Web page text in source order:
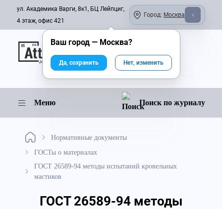
ул. Академика Варги, 8к1, БЦ Лейпциг,
4 этаж, офис 421
Город: Москва
Онлайн-журнал
Меню Поиск по журналу
Нормативные документы
ГОСТы о материалах
ГОСТ 26589-94 методы испытаний кровельных
мастиков
ГОСТ 26589-94 методы
Ваш город — Москва?
Да, сохранить Нет, изменить